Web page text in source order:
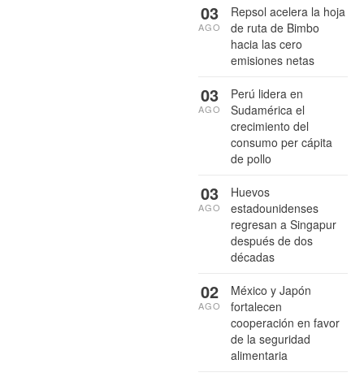
Repsol acelera la hoja
de ruta de Bimbo
hacia las cero
emisiones netas
03
AGO
Perú lidera en
Sudamérica el
crecimiento del
consumo per cápita
de pollo
03
AGO
Huevos
estadounidenses
regresan a Singapur
después de dos
décadas
03
AGO
México y Japón
fortalecen
cooperación en favor
de la seguridad
alimentaria
02
AGO